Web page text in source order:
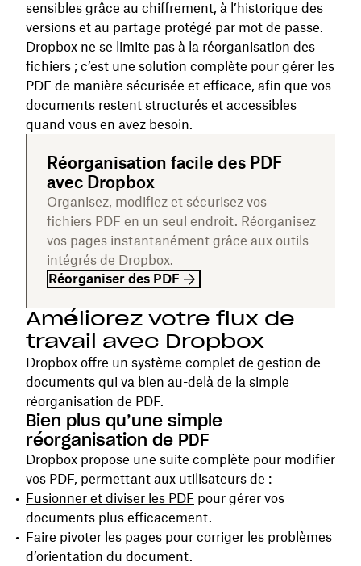
sensibles grâce au chiffrement, à l’historique des
versions et au partage protégé par mot de passe.
Dropbox ne se limite pas à la réorganisation des
fichiers ; c’est une solution complète pour gérer les
PDF de manière sécurisée et efficace, afin que vos
documents restent structurés et accessibles
quand vous en avez besoin.
Réorganisation facile des PDF
avec Dropbox
Organisez, modifiez et sécurisez vos
fichiers PDF en un seul endroit. Réorganisez
vos pages instantanément grâce aux outils
intégrés de Dropbox.
Réorganiser des PDF
Améliorez votre flux de
travail avec Dropbox
Dropbox offre un système complet de gestion de
documents qui va bien au-delà de la simple
réorganisation de PDF.
Bien plus qu’une simple
réorganisation de PDF
Dropbox propose une suite complète pour modifier
vos PDF, permettant aux utilisateurs de :
Fusionner et diviser les PDF pour gérer vos
documents plus efficacement.
Faire pivoter les pages pour corriger les problèmes
d’orientation du document.